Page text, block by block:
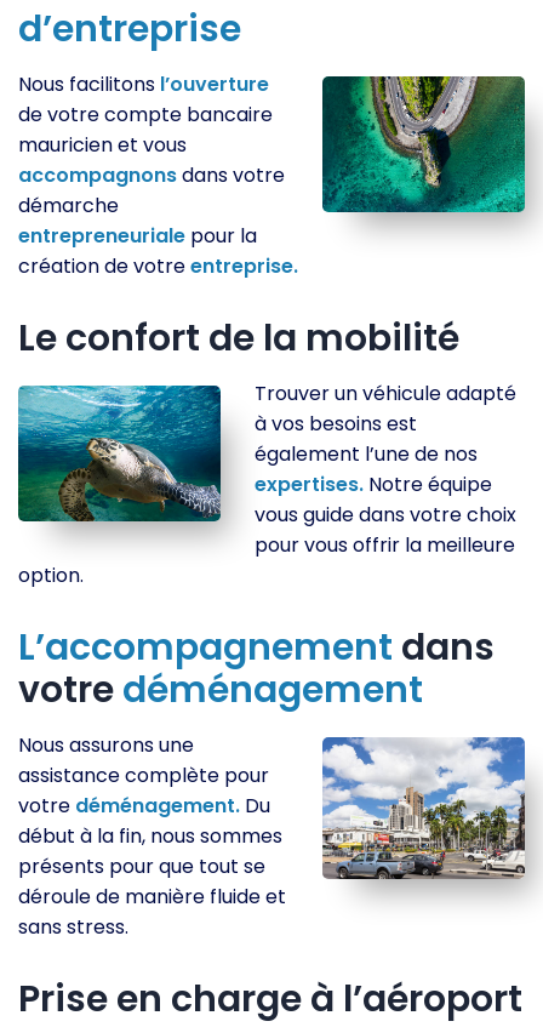
d’entreprise
Nous facilitons l’ouverture
de votre compte bancaire
mauricien et vous
accompagnonsdans votre
démarche
entrepreneuriale pour la
création de votreentreprise.
Le confort de la mobilité
Trouver un véhicule adapté
à vos besoins est
également l’une de nos
expertises. Notre équipe
vous guide dans votre choix
pour vous offrir la meilleure
option.
L’accompagnement dans
votredéménagement
Nous assurons une
assistance complète pour
votre déménagement. Du
début à la fin, nous sommes
présents pour que tout se
déroule de manière fluide et
sans stress.
Prise en charge à l’aéroport